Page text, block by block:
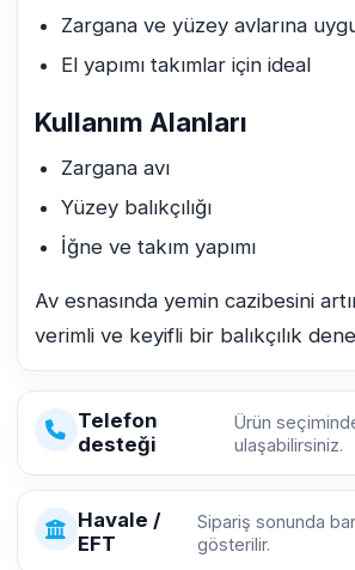
Zargana ve yüzey avlarına
El yapımı takımlar için ideal
Kullanım Alanları
Zargana avı
Yüzey balıkçılığı
İğne ve takım yapımı
Av esnasında yemin cazibesini
verimli ve keyifli bir balıkçılık
Telefon
desteği
Ürün
ulaşabilirsiniz.
Havale /
EFT
Sipariş sonunda
gösterilir.